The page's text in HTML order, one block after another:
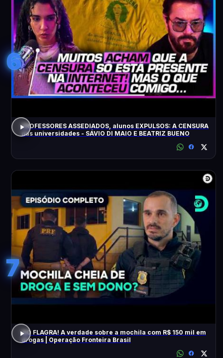
6
PROFESSORES ASSEDIADOS, alunos EXPULSOS: A CENSURA
nas universidades - SÁVIO DI MAIO E BEATRIZ BUENO
7
NO FLAGRA! A verdade sobre a mochila com R$ 150 mil em
drogas | Operação Fronteira Brasil